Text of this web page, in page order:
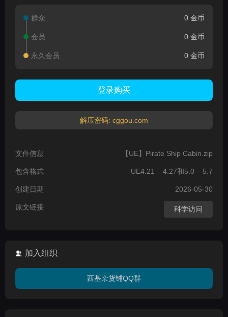
群众 0 金币
会员 0 金币
永久会员 0 金币
登录购买
解压密码: cggou.com
文件信息 【UE】Pirate Ship Cabin.zip
包含格式 UE4.21 – 4.27和5.0 – 5.7
创建日期 2026-05-30
原文链接 科学访问
加入组织
西基杂货铺QQ群